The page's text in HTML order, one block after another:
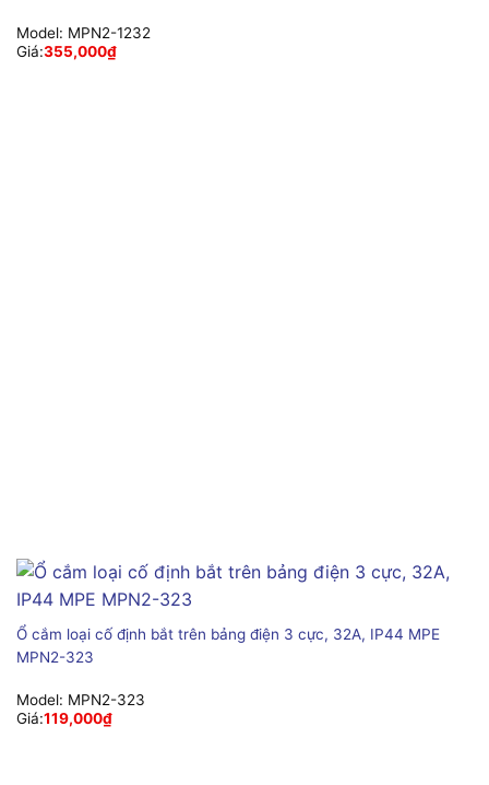
Model: MPN2-1232
Giá:355,000₫
Ổ cắm loại cố định bắt trên bảng điện 3 cực, 32A, IP44 MPE
MPN2-323
Model: MPN2-323
Giá:119,000₫